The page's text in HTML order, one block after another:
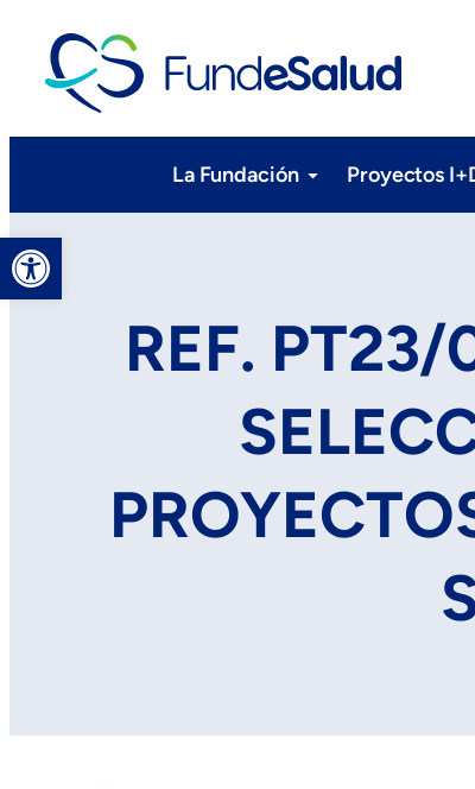
Abrir barra de herramientas
La Fundación Proyectos
REF.